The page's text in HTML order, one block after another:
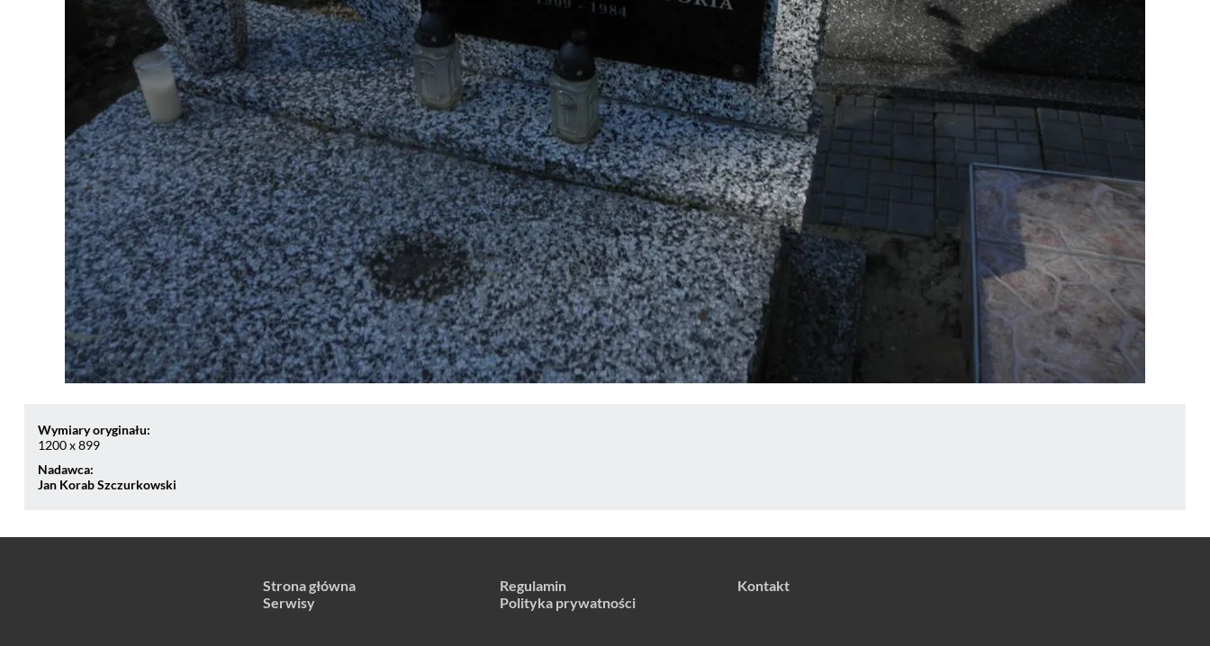
Wymiary oryginału:
1200 x 899
Nadawca:
Jan Korab Szczurkowski
Strona główna
Serwisy
Regulamin
Polityka prywatności
Kontakt